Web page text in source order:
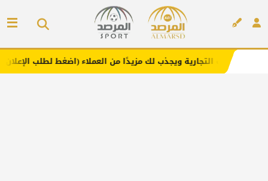
ويجذب لك مزيدًا من العملاء (اضغط لطلب الإعلان)